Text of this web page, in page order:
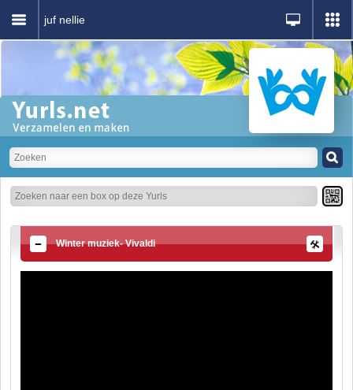
juf nellie
Winter muziek- Vivaldi